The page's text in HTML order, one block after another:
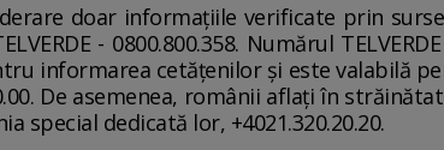
doar informațiile verificate prin
- 0800.800.358. Numărul
informarea cetățenilor și este valabilă
De asemenea, românii aflați în
special dedicată lor, +4021.320.20.20.